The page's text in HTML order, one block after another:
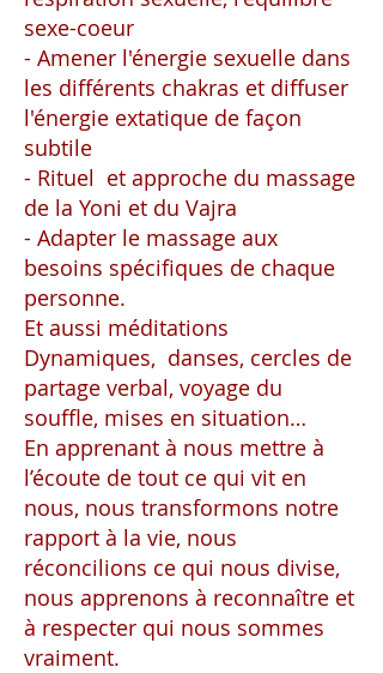
sexe-coeur
- Amener l'énergie sexuelle dans
les différents chakras et diffuser
l'énergie extatique de façon
subtile
- Rituel et approche du massage
de la Yoni et du Vajra
- Adapter le massage aux
besoins spécifiques de chaque
personne.
Et aussi méditations
Dynamiques, danses, cercles de
partage verbal, voyage du
souffle, mises en situation…
En apprenant à nous mettre à
l’écoute de tout ce qui vit en
nous, nous transformons notre
rapport à la vie, nous
réconcilions ce qui nous divise,
nous apprenons à reconnaître et
à respecter qui nous sommes
vraiment.